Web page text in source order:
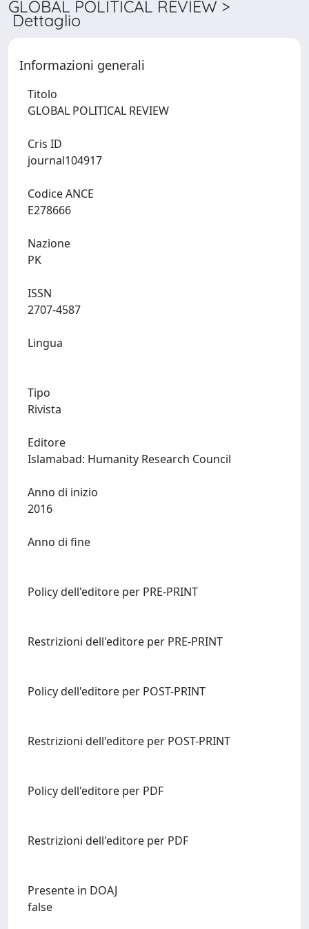
GLOBAL POLITICAL REVIEW >
Dettaglio
Informazioni generali
Titolo
Cris ID
Codice ANCE
Nazione
ISSN
Lingua
Tipo
Rivista
Editore
Anno di inizio
Anno di fine
Policy dell'editore per PRE-PRINT
Restrizioni dell'editore per PRE-PRINT
Policy dell'editore per POST-PRINT
Restrizioni dell'editore per POST-PRINT
Policy dell'editore per PDF
Restrizioni dell'editore per PDF
Presente in DOAJ